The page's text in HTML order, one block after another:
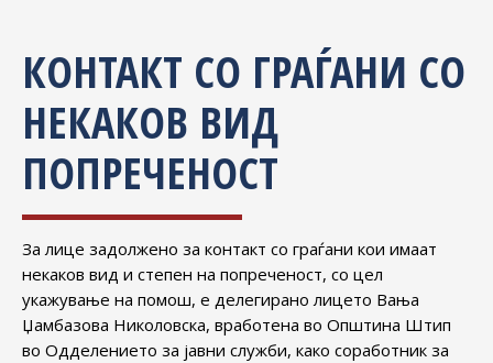
КОНТАКТ СО ГРАЃАНИ СО
НЕКАКОВ ВИД
ПОПРЕЧЕНОСТ
За лице задолжено за контакт со граѓани кои имаат
некаков вид и степен на попреченост, со цел
укажување на помош, е делегирано лицето Вања
Џамбазова Николовска, вработена во Општина Штип
во Одделението за јавни служби, како соработник за